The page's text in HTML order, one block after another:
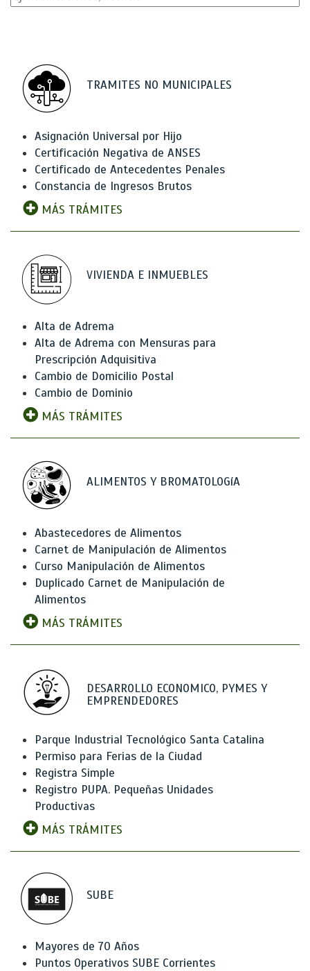
TRAMITES NO MUNICIPALES
Asignación Universal por Hijo
Certificación Negativa de ANSES
Certificado de Antecedentes Penales
Constancia de Ingresos Brutos
MÁS TRÁMITES
VIVIENDA E INMUEBLES
Alta de Adrema
Alta de Adrema con Mensuras para
Prescripción Adquisitiva
Cambio de Domicilio Postal
Cambio de Dominio
MÁS TRÁMITES
ALIMENTOS Y BROMATOLOGíA
Abastecedores de Alimentos
Carnet de Manipulación de Alimentos
Curso Manipulación de Alimentos
Duplicado Carnet de Manipulación de
Alimentos
MÁS TRÁMITES
DESARROLLO ECONOMICO, PYMES Y
EMPRENDEDORES
Parque Industrial Tecnológico Santa Catalina
Permiso para Ferias de la Ciudad
Registra Simple
Registro PUPA. Pequeñas Unidades
Productivas
MÁS TRÁMITES
SUBE
Mayores de 70 Años
Puntos Operativos SUBE Corrientes